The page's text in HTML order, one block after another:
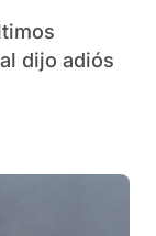
dijo adiós